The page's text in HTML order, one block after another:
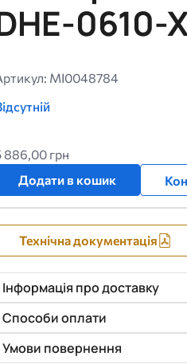
0610-
MI0048784
886,00 грн
Додати в кошик
Технічна документація
Інформація про доставку
Способи оплати
Умови повернення